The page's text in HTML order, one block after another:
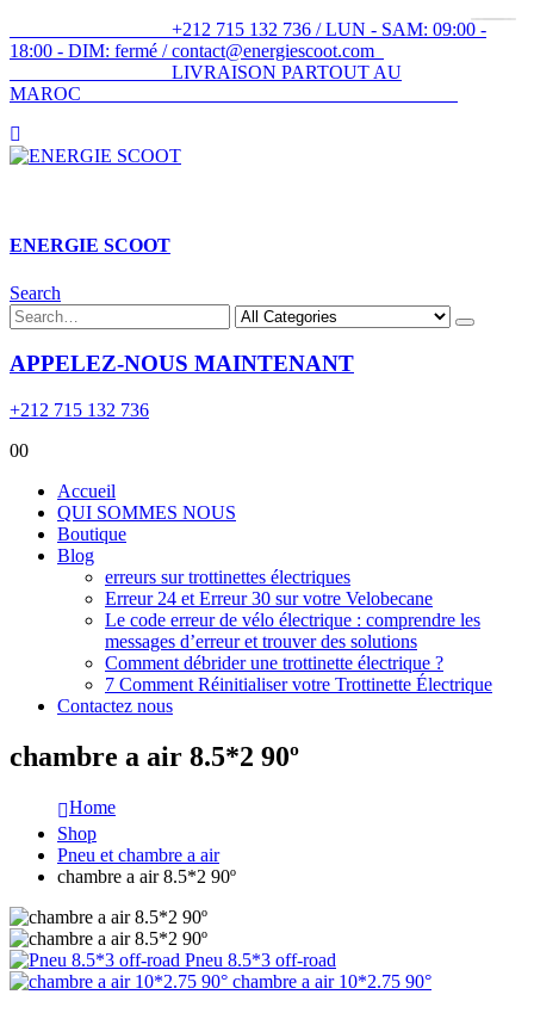
+212 715 132 736 / LUN - SAM: 09:00 -
18:00 - DIM: fermé / contact@energiescoot.com
LIVRAISON PARTOUT AU
MAROC
ENERGIE SCOOT​
Search
APPELEZ-NOUS MAINTENANT
+212 715 132 736
00
Accueil
QUI SOMMES NOUS
Boutique
Blog
erreurs sur trottinettes électriques
Erreur 24 et Erreur 30 sur votre Velobecane
Le code erreur de vélo électrique : comprendre les
messages d’erreur et trouver des solutions
Comment débrider une trottinette électrique ?
7 Comment Réinitialiser votre Trottinette Électrique
Contactez nous
chambre a air 8.5*2 90º
Home
Shop
Pneu et chambre a air
chambre a air 8.5*2 90º
Pneu 8.5*3 off-road
chambre a air 10*2.75 90°